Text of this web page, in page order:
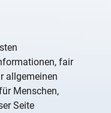
fair
allgemeinen
Menschen,
Seite